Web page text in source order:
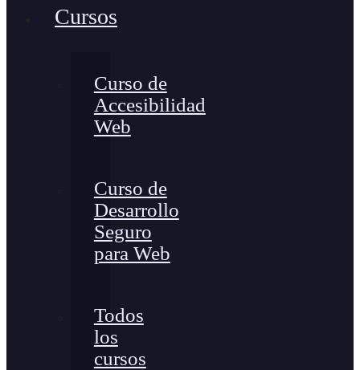
Cursos
Curso de
Accesibilidad
Web
Curso de
Desarrollo
Seguro
para Web
Todos
los
cursos